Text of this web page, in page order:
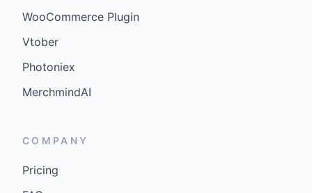
WooCommerce Plugin
Vtober
Photoniex
MerchmindAI
COMPANY
Pricing